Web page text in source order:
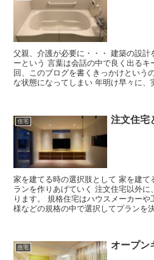
父親、介護が必要に・・・ 建築の設計
ーという 言葉は会話の中で良く出る
回、このブログを書くきっかけという
な状態になってしまい 年明け早々に、
住宅 注文住宅
家を建てる時の選択肢として 家を建
ランを作りあげていく 注文住宅以外に
ります。 規格住宅はハウスメーカー
様などの規格の中で選択してプランを
住宅 オープン